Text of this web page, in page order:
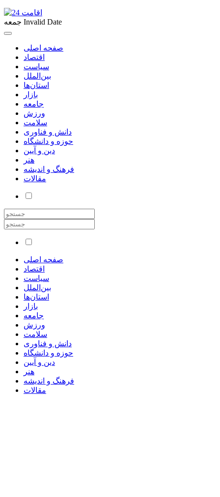
جمعه Invalid Date
صفحه اصلی
اقتصاد
سیاست
بین‌الملل
استان‌ها
بازار
جامعه
ورزش
سلامت
دانش و فناوری
حوزه و دانشگاه
دین و آیین
هنر
فرهنگ و اندیشه
مقالات
صفحه اصلی
اقتصاد
سیاست
بین‌الملل
استان‌ها
بازار
جامعه
ورزش
سلامت
دانش و فناوری
حوزه و دانشگاه
دین و آیین
هنر
فرهنگ و اندیشه
مقالات